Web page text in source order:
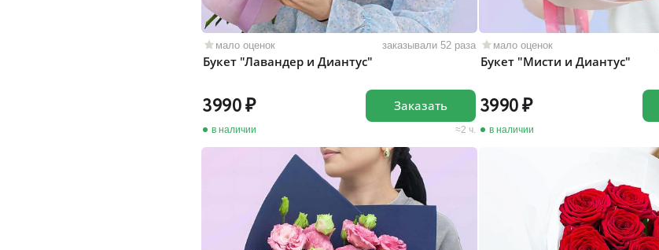
мало оценок заказывали 52 раза
Букет "Лавандер и Диантус"
3990
в наличии 2 ч.
Заказать
мало оценок
Букет "Мисти и Диантус"
3990
в наличии